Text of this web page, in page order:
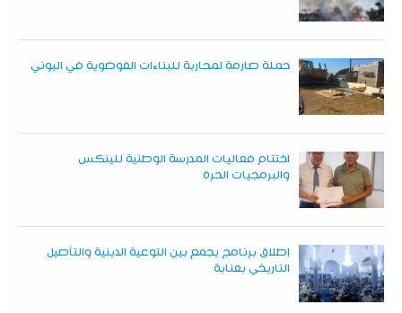
حملة صارمة لمحاربة للبناءات الفوضوية في البوني
اختتام فعاليات المدرسة الوطنية للينكس
والبرمجيات الحرة
إطلاق برنامج يجمع بين التوعية الدينية والتأصيل
التاريخي بعنابة